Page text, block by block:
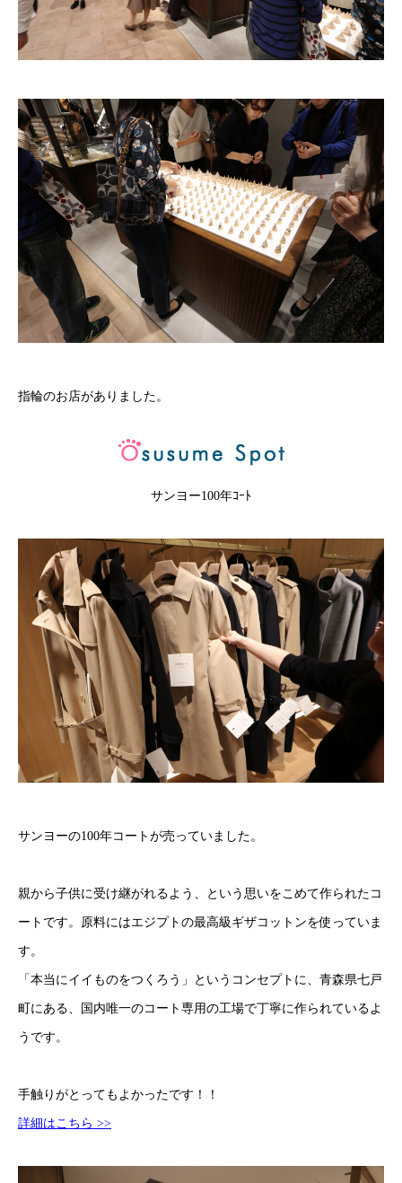
指輪のお店がありました。
サンヨー100年ｺｰﾄ
サンヨーの100年コートが売っていました。
親から子供に受け継がれるよう、という思いをこめて作られたコ
ートです。原料にはエジプトの最高級ギザコットンを使っていま
す。
「本当にイイものをつくろう」というコンセプトに、青森県七戸
町にある、国内唯一のコート専用の工場で丁寧に作られているよ
うです。
手触りがとってもよかったです！！
詳細はこちら >>